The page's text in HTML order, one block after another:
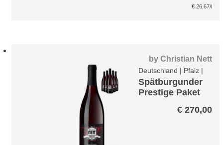
€ 26,67/l
byChristian Nett
Deutschland | Pfalz|
Spätburgunder
Prestige Paket
€ 270,00